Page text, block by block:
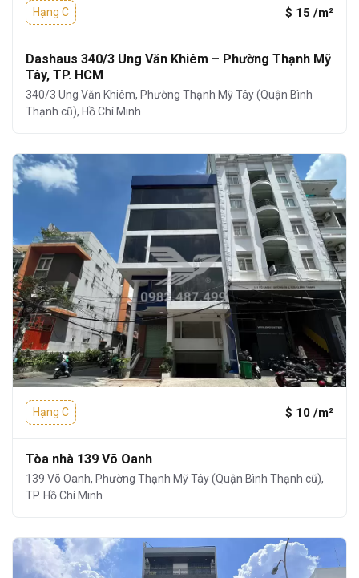
Hạng C $ 15 /m²
Dashaus 340/3 Ung Văn Khiêm – Phường Thạnh Mỹ
Tây, TP. HCM
340/3 Ung Văn Khiêm, Phường Thạnh Mỹ Tây (Quận Bình
Thạnh cũ), Hồ Chí Minh
Hạng C $ 10 /m²
Tòa nhà 139 Võ Oanh
139 Võ Oanh, Phường Thạnh Mỹ Tây (Quận Bình Thạnh cũ),
TP. Hồ Chí Minh